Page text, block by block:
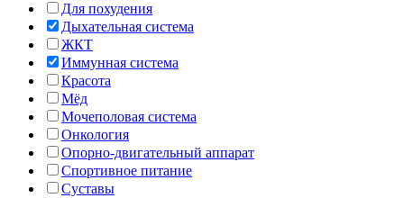
Для похудения
Дыхательная система
ЖКТ
Иммунная система
Красота
Мёд
Мочеполовая система
Онкология
Опорно-двигательный аппарат
Спортивное питание
Суставы